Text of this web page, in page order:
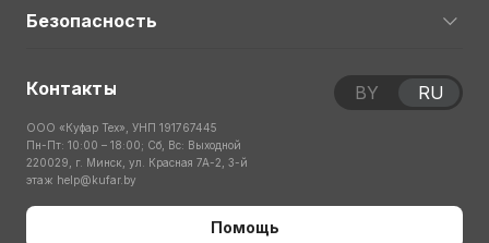
Безопасность
Контакты
ООО «Куфар Тех», УНП 191767445
Пн-Пт: 10:00 – 18:00; Сб, Вс: Выходной
220029, г. Минск, ул. Красная 7А-2, 3-й
этаж help@kufar.by
Помощь
BY RU